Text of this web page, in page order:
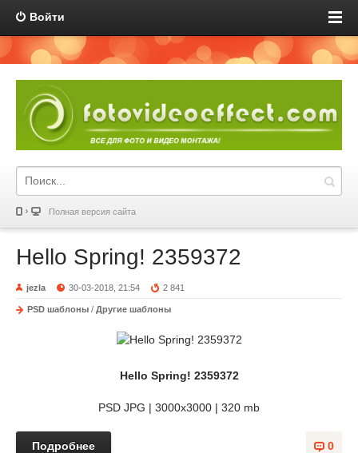
Войти
Полная версия сайта
Hello Spring! 2359372
jezla 30-03-2018, 21:54 2 841
PSD шаблоны / Другие шаблоны
Hello Spring! 2359372
PSD JPG | 3000x3000 | 320 mb
0
Подробнее